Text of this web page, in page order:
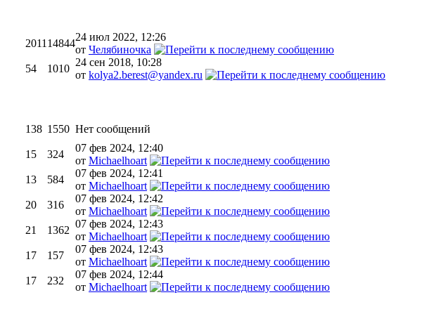
2011 14844
24 июл 2022, 12:26
от Челябиночка
54 1010
24 сен 2018, 10:28
от kolya2.berest@yandex.ru
138 1550 Нет сообщений
15 324
07 фев 2024, 12:40
от Michaelhoart
13 584
07 фев 2024, 12:41
от Michaelhoart
20 316
07 фев 2024, 12:42
от Michaelhoart
21 1362
07 фев 2024, 12:43
от Michaelhoart
17 157
07 фев 2024, 12:43
от Michaelhoart
17 232
07 фев 2024, 12:44
от Michaelhoart